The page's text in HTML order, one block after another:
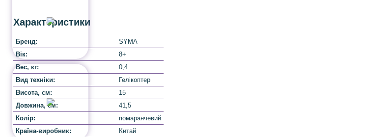
Характеристики
Бренд:
SYMA
Вік:
8+
Вес, кг:
0,4
Вид техніки:
Гелікоптер
Висота, cм:
15
Довжина, cм:
41,5
Колір:
помаранчевий
Країна-виробник:
Китай